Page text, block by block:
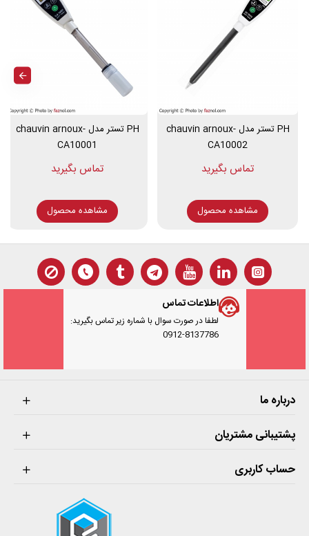
رنج اندازه گیری اسید از 0 تا 14
رزولوشن اندازه گیری 0.01 PH
دارای طراحی بسیار مقاوم
دارای پراب مجزا و قابل تعویض
قابلیت کالیبراسیون توسط محلول بافر
دارای دکمه نگه دارنده HOLD جهت ثابت نگه داشتن عدد بر روی
همراه با کیف حمل
PH تستر مدل chauvin arnoux-
CA10002
مشاهده محصول
PH تستر مدل chauvin arnoux-
CA10001
مشاهده محصول
اطلاعات تماس
لطفا در صورت سوال با شماره زیر تماس بگیرید:
0912-8137786
درباره ما
پشتیبانی مشتریان
حساب کاربری